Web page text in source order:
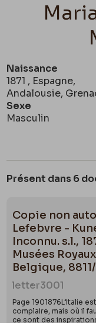
Naissance
1871 , Espagne,
Andalousie,
Sexe
Masculin
Présent dans 6
Copie non
Lefebvre -
Inconnu. s.l.,
Musées
Belgique,
letter3001
Page 1901876L’Italie
complaire, mais où il
ce sont des